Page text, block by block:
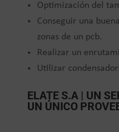
Optimización del
Conseguir una
zonas de un pcb.
Realizar un
Utilizar
ELATE S.A | UN
UN ÚNICO